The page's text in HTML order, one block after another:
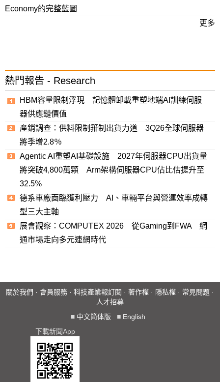
Economy的完整藍圖
更多
熱門報告 - Research
HBM容量限制浮現 記憶體卸載重塑地端AI訓練伺服
器供應鏈價值
產銷調查：供料限制箝制出貨力道 3Q26全球伺服器
將季增2.8％
Agentic AI重塑AI基礎設施 2027年伺服器CPU出貨量
將突破4,800萬顆 Arm架構伺服器CPU佔比估提升至
32.5%
德系車廠面臨獲利壓力 AI、車輛平台與營運效率成轉
型三大主軸
展會觀察：COMPUTEX 2026 從Gaming到FWA 網
通市場走向多元連網時代
關於我們 · 會員服務 · 科技產業報訂閱 · 著作權 · 隱私權 · 常見問題 ·
人才招募
■ 中文简体版 ■ English
下載新聞App